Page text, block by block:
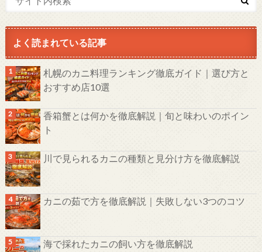
よく読まれている記事
札幌のカニ料理ランキング徹底ガイド｜選び方と
おすすめ店10選
香箱蟹とは何かを徹底解説｜旬と味わいのポイン
ト
川で見られるカニの種類と見分け方を徹底解説
カニの茹で方を徹底解説｜失敗しない3つのコツ
海で採れたカニの飼い方を徹底解説